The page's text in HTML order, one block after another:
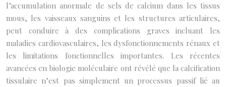
l’accumulation anormale de sels de calcium dans les tissus
mous, les vaisseaux sanguins et les structures articulaires,
peut conduire à des complications graves incluant les
maladies cardiovasculaires, les dysfonctionnements rénaux et
les limitations fonctionnelles importantes. Les récentes
avancées en biologie moléculaire ont révélé que la calcification
tissulaire n’est pas simplement un processus passif lié au